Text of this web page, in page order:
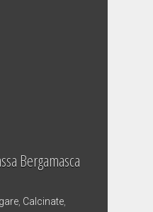
Bergamasca
Calcinate